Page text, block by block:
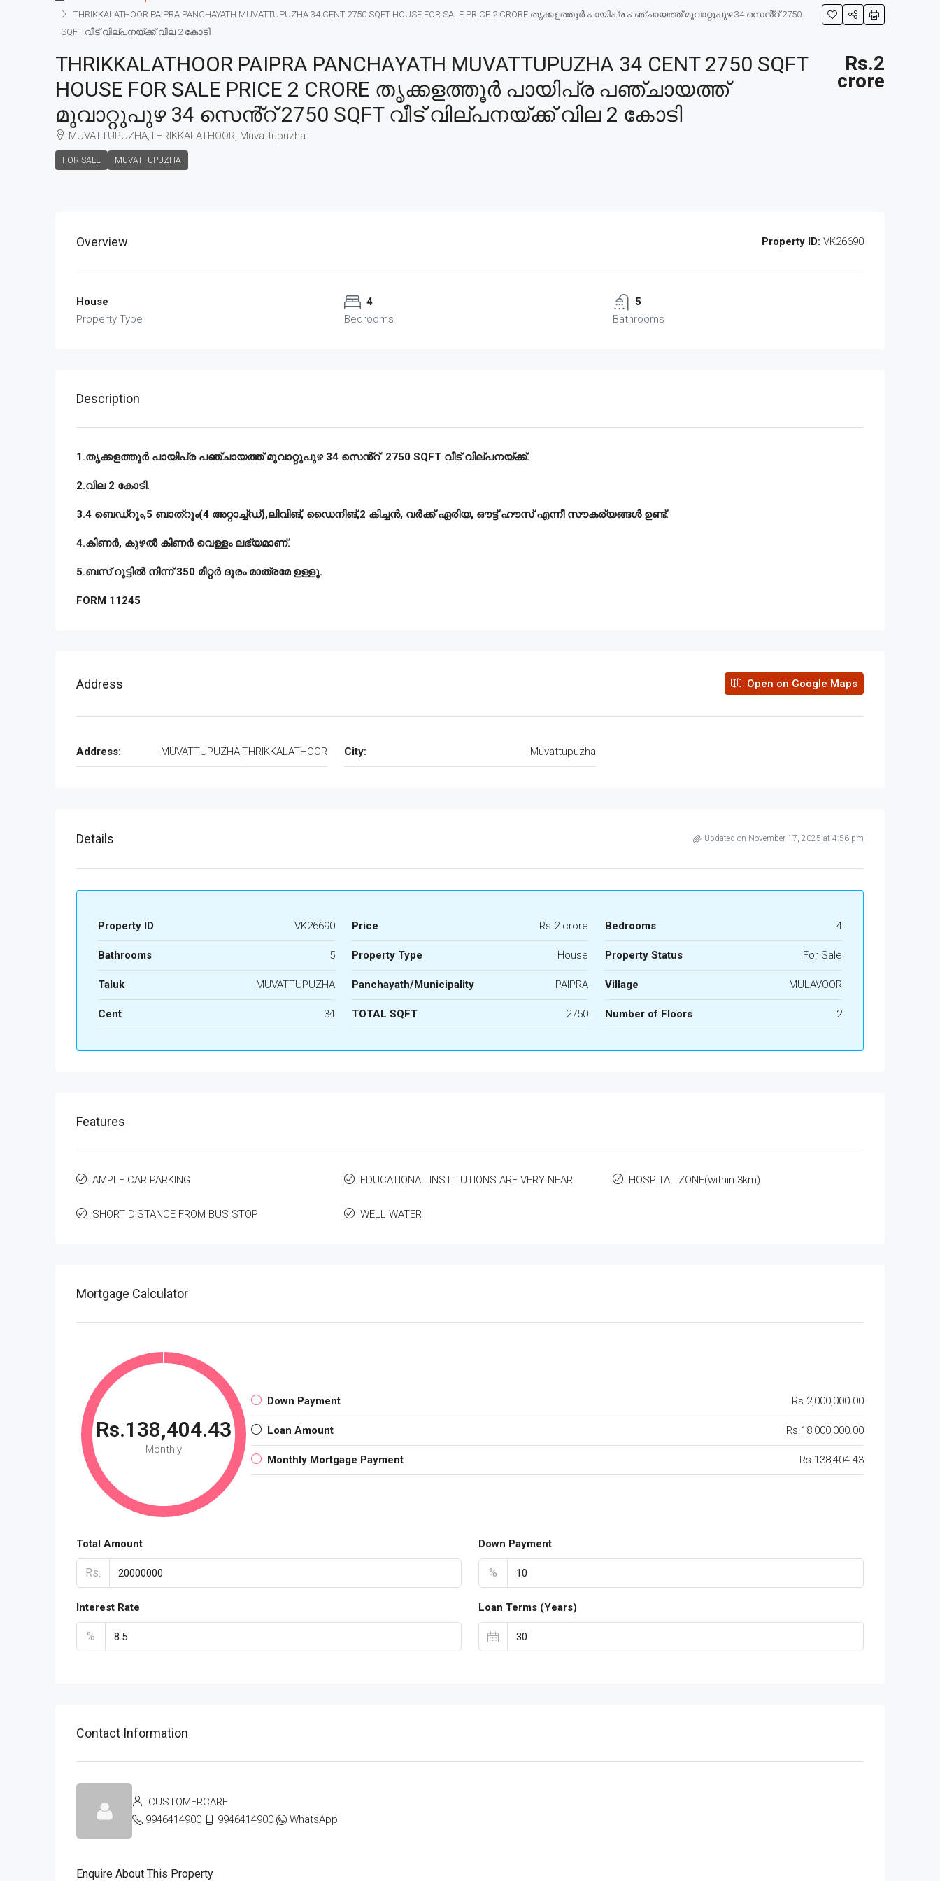
THRIKKALATHOOR PAIPRA PANCHAYATH MUVATTUPUZHA 34 CENT 2750 SQFT HOUSE FOR SALE PRICE 2 CRORE തൃക്കളത്തൂർ പായിപ്ര പഞ്ചായത്ത് മൂവാറ്റുപുഴ 34 സെൻ്റ് 2750
SQFT വീട് വില്പനയ്ക്ക് വില 2 കോടി
THRIKKALATHOOR PAIPRA PANCHAYATH MUVATTUPUZHA 34 CENT 2750 SQFT
HOUSE FOR SALE PRICE 2 CRORE തൃക്കളത്തൂർ പായിപ്ര പഞ്ചായത്ത്
മൂവാറ്റുപുഴ 34 സെൻ്റ് 2750 SQFT വീട് വില്പനയ്ക്ക് വില 2 കോടി
MUVATTUPUZHA,THRIKKALATHOOR, Muvattupuzha
FOR SALE MUVATTUPUZHA
Rs.2
crore
Overview Property ID: VK26690
House
Property Type
4
Bedrooms
5
Bathrooms
Description
1.തൃക്കളത്തൂർ പായിപ്ര പഞ്ചായത്ത് മൂവാറ്റുപുഴ 34 സെൻ്റ് 2750 SQFT വീട് വില്പനയ്ക്ക്.
2.വില 2 കോടി.
3.4 ബെഡ്റൂം,5 ബാത്റൂം(4 അറ്റാച്ച്ഡ്),ലിവിങ്, ഡൈനിങ്,2 കിച്ചൻ, വർക്ക് ഏരിയ, ഔട്ട് ഹൗസ് എന്നീ സൗകര്യങ്ങൾ ഉണ്ട്.
4.കിണർ, കുഴൽ കിണർ വെള്ളം ലഭ്യമാണ്.
5.ബസ് റൂട്ടിൽ നിന്ന് 350 മീറ്റർ ദൂരം മാത്രമേ ഉള്ളൂ.
FORM 11245
Address Open on Google Maps
Address: MUVATTUPUZHA,THRIKKALATHOOR City: Muvattupuzha
Details Updated on November 17, 2025 at 4:56 pm
Property ID VK26690 Price Rs.2 crore Bedrooms 4
Bathrooms 5 Property Type House Property Status For Sale
Taluk MUVATTUPUZHA Panchayath/Municipality PAIPRA Village MULAVOOR
Cent 34 TOTAL SQFT 2750 Number of Floors 2
Features
AMPLE CAR PARKING EDUCATIONAL INSTITUTIONS ARE VERY NEAR HOSPITAL ZONE(within 3km)
SHORT DISTANCE FROM BUS STOP WELL WATER
Mortgage Calculator
Rs.138,404.43
Monthly
Down Payment Rs.2,000,000.00
Loan Amount Rs.18,000,000.00
Monthly Mortgage Payment Rs.138,404.43
Total Amount
Rs.
Down Payment
%
Interest Rate
%
Loan Terms (Years)
Contact Information
CUSTOMERCARE
9946414900
9946414900 WhatsApp
Enquire About This Property